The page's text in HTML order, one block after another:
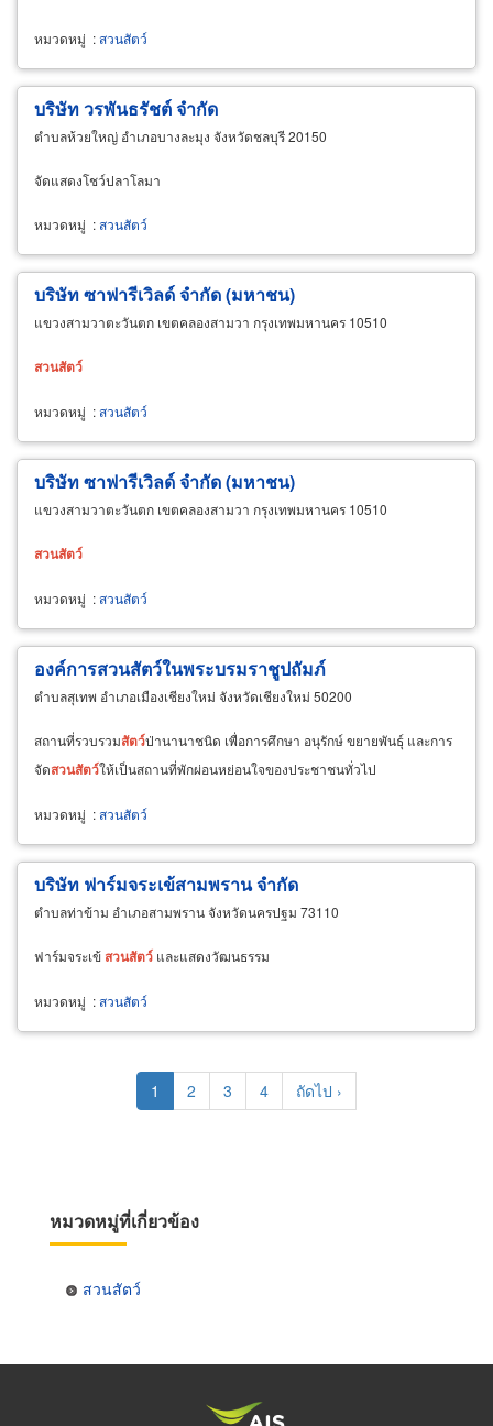
หมวดหมู่ :สวนสัตว์
บริษัท วรพันธรัชต์ จำกัด
ตำบลห้วยใหญ่ อำเภอบางละมุง จังหวัดชลบุรี 20150
จัดแสดงโชว์ปลาโลมา
หมวดหมู่ :สวนสัตว์
บริษัท ซาฟารีเวิลด์ จำกัด (มหาชน)
แขวงสามวาตะวันตก เขตคลองสามวา กรุงเทพมหานคร 10510
สวนสัตว์
หมวดหมู่ :สวนสัตว์
บริษัท ซาฟารีเวิลด์ จำกัด (มหาชน)
แขวงสามวาตะวันตก เขตคลองสามวา กรุงเทพมหานคร 10510
สวนสัตว์
หมวดหมู่ :สวนสัตว์
องค์การสวนสัตว์ในพระบรมราชูปถัมภ์
ตำบลสุเทพ อำเภอเมืองเชียงใหม่ จังหวัดเชียงใหม่ 50200
สถานที่รวบรวมสัตว์ป่านานาชนิด เพื่อการศึกษา อนุรักษ์ ขยายพันธุ์ และการ
จัดสวนสัตว์ให้เป็นสถานที่พักผ่อนหย่อนใจของประชาชนทั่วไป
หมวดหมู่ :สวนสัตว์
บริษัท ฟาร์มจระเข้สามพราน จำกัด
ตำบลท่าข้าม อำเภอสามพราน จังหวัดนครปฐม 73110
ฟาร์มจระเข้ สวนสัตว์ และแสดงวัฒนธรรม
หมวดหมู่ :สวนสัตว์
Current
page
1 Page
2 Page
3 Page
4
Next
page
ถัดไป ›
หมวดหมู่ที่เกี่ยวข้อง
สวนสัตว์